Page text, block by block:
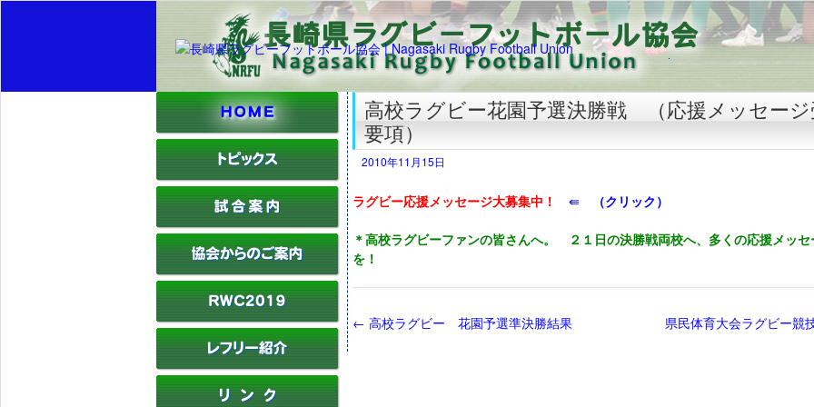
高校ラグビー花園予選決勝戦 （応援メッセー
要項）
2010年11月15日
ラグビー応援メッセージ大募集中！ ⇚ （クリック）
＊高校ラグビーファンの皆さんへ。 ２１日の決勝戦両校へ、多くの応援メッセ
を！
← 高校ラグビー 花園予選準決勝結果 県民体育大会ラグビー競